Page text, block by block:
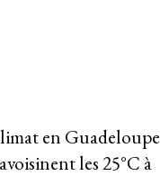
en Guadeloupe
les 25°C à